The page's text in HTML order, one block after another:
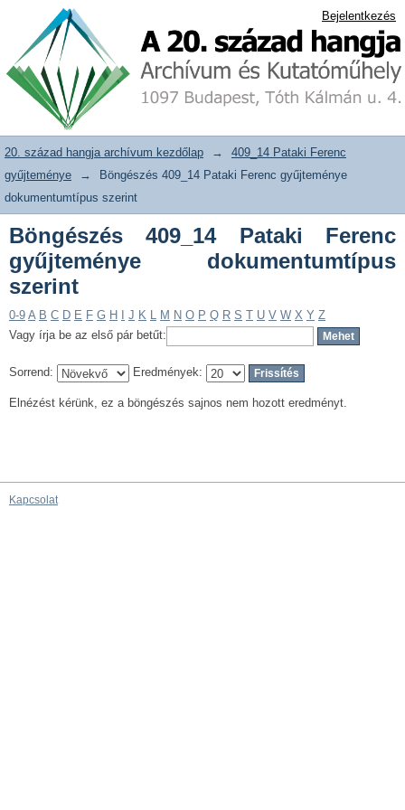
Böngészés 409_14 Pataki Ferenc
gyűjteménye dokumentumtípus szerint
20. század hangja archívum adattár Bejelentkezés
20. század hangja archívum kezdőlap →
409_14 Pataki Ferenc
gyűjteménye
→
Böngészés 409_14 Pataki Ferenc gyűjteménye
dokumentumtípus szerint
Böngészés 409_14 Pataki Ferenc
gyűjteménye dokumentumtípus
szerint
0-9 A B C D E F G H J K L M N O P Q R S T U V W X Y Z
Vagy írja be az első pár betűt:
Sorrend: Eredmények:
Elnézést kérünk, ez a böngészés sajnos nem hozott eredményt.
Kapcsolat